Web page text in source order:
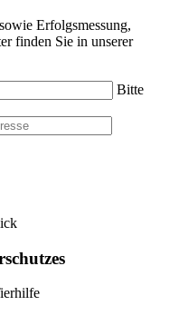
Erfolgsmessung,
finden Sie in unserer
Bitte